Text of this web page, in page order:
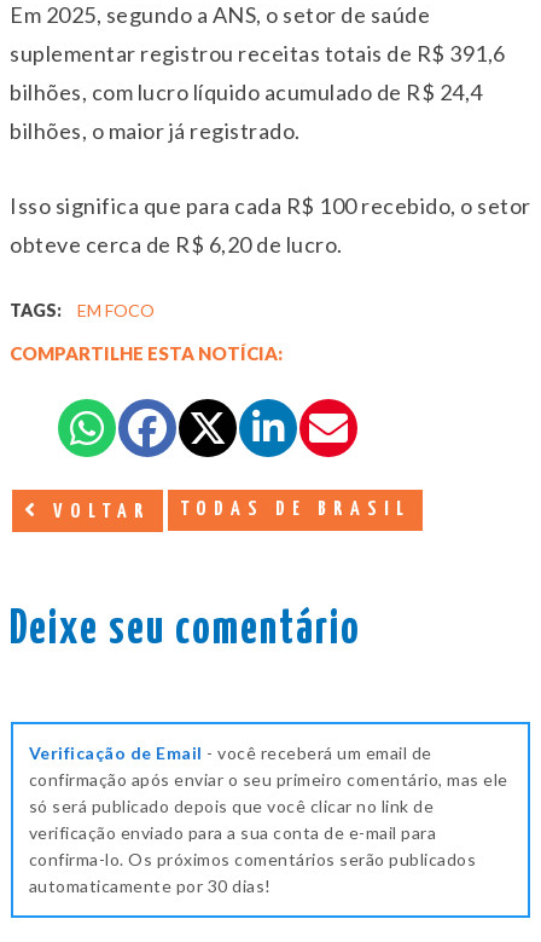
Em 2025, segundo a ANS, o setor de saúde
suplementar registrou receitas totais de R$ 391,6
bilhões, com lucro líquido acumulado de R$ 24,4
bilhões, o maior já registrado.
Isso significa que para cada R$ 100 recebido, o setor
obteve cerca de R$ 6,20 de lucro.
TAGS: EM FOCO
COMPARTILHE ESTA NOTÍCIA:
VOLTAR TODAS DE BRASIL
Deixe seu comentário
Verificação de Email - você receberá um email de
confirmação após enviar o seu primeiro comentário, mas ele
só será publicado depois que você clicar no link de
verificação enviado para a sua conta de e-mail para
confirma-lo. Os próximos comentários serão publicados
automaticamente por 30 dias!